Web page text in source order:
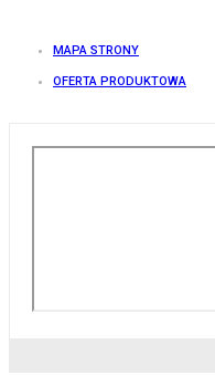
MAPA STRONY
OFERTA PRODUKTOWA